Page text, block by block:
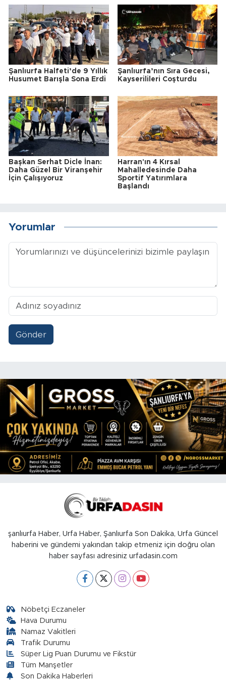
Şanlıurfa Halfeti’de 9 Yıllık
Husumet Barışla Sona Erdi
Şanlıurfa’nın Sıra Gecesi,
Kayserilileri Coşturdu
Başkan Serhat Dicle İnan:
Daha Güzel Bir Viranşehir
İçin Çalışıyoruz
Harran'ın 4 Kırsal
Mahalledesinde Daha
Sportif Yatırımlara
Başlandı
Yorumlar
Gönder
şanlıurfa Haber, Urfa Haber, Şanlıurfa Son Dakika, Urfa Güncel
haberini ve gündemi yakından takip etmeniz için doğru olan
haber sayfası adresiniz urfadasin.com
Nöbetçi Eczaneler
Hava Durumu
Namaz Vakitleri
Trafik Durumu
Süper Lig Puan Durumu ve Fikstür
Tüm Manşetler
Son Dakika Haberleri